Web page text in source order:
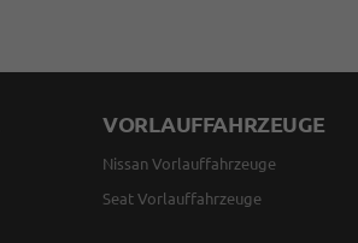
VORLAUFFAHRZEUGE
Nissan Vorlauffahrzeuge
Seat Vorlauffahrzeuge